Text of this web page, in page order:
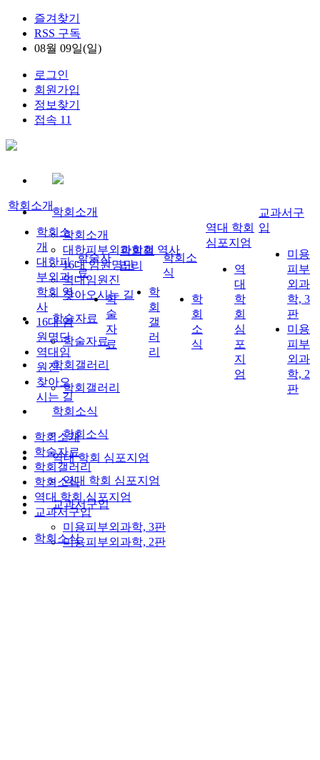
즐겨찾기
RSS 구독
08월 09일(일)
로그인
회원가입
정보찾기
접속 11
학회소개
학회소개
대한피부외과학회 역사
16대 임원명단
역대임원진
찾아오시는 길
학술자료
학술자료
학회갤러리
학회갤러리
학회소식
학회소식
역대 학회 심포지엄
역대 학회 심포지엄
교과서구입
미용피부외과학, 3판
미용피부외과학, 2판
학회소개
학회소
개
대한피
부외과
학회 역
사
16대 임
원명단
역대임
원진
찾아오
시는 길
학술자
료
학
술
자
료
학회갤
러리
학
회
갤
러
리
학회소
식
학
회
소
식
역대 학회
심포지엄
역
대
학
회
심
포
지
엄
교과서구
입
미용
피부
외과
학, 3
판
미용
피부
외과
학, 2
판
학회소개
학술자료
학회갤러리
학회소식
역대 학회 심포지엄
교과서구입
학회소식